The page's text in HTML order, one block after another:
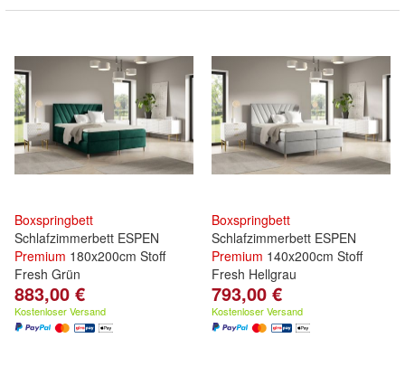
Boxspringbett
Schlafzimmerbett ESPEN
Premium 180x200cm Stoff
Fresh Grün
883,00 €
Kostenloser Versand
Boxspringbett
Schlafzimmerbett ESPEN
Premium 140x200cm Stoff
Fresh Hellgrau
793,00 €
Kostenloser Versand